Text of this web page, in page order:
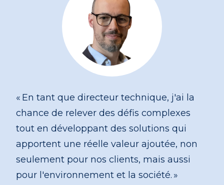
« En tant que directeur technique, j'ai la
chance de relever des défis complexes
tout en développant des solutions qui
apportent une réelle valeur ajoutée, non
seulement pour nos clients, mais aussi
pour l'environnement et la société. »